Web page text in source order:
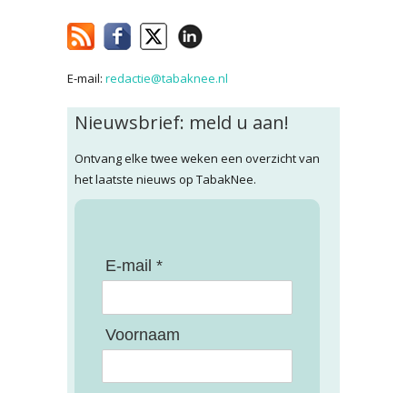
E-mail: redactie@tabaknee.nl
Nieuwsbrief: meld u aan!
Ontvang elke twee weken een overzicht van
het laatste nieuws op TabakNee.
E-mail *
Voornaam